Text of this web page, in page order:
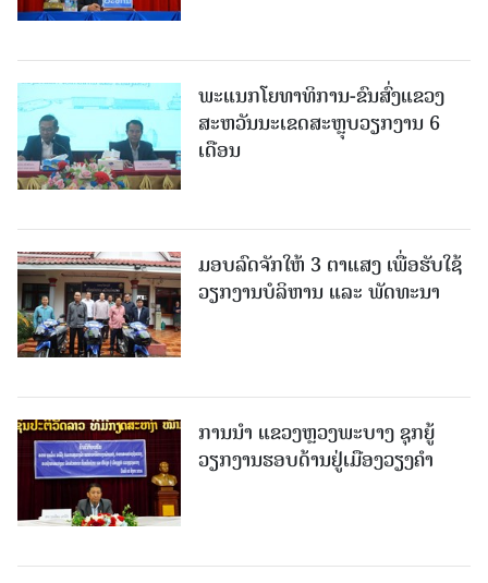
ພະແນກໂຍທາທິການ-ຂົນສົ່ງແຂວງ
ສະຫວັນນະເຂດສະຫຼຸບວຽກງານ 6
ເດືອນ
ມອບລົດຈັກໃຫ້ 3 ຕາແສງ ເພື່ອຮັບໃຊ້
ວຽກງານບໍລິຫານ ແລະ ພັດທະນາ
ການນຳ ແຂວງຫຼວງພະບາງ ຊຸກຍູ້
ວຽກງານຮອບດ້ານຢູ່ເມືອງວຽງຄໍາ